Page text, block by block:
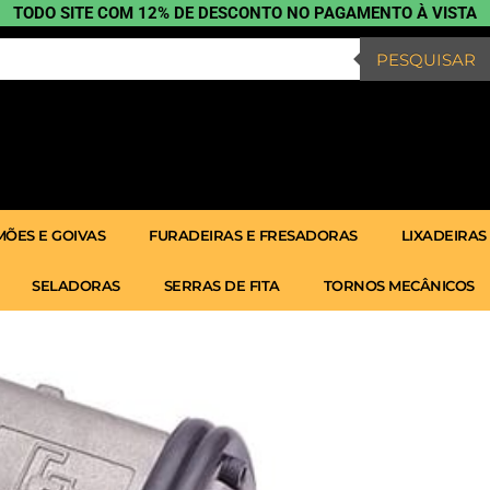
TODO SITE COM 12% DE DESCONTO NO PAGAMENTO À VISTA
PESQUISAR
E GOIVAS FURADEIRAS E FRESADORAS LIXADEIRAS
SELADORAS SERRAS DE FITA TORNOS MECÂNICOS